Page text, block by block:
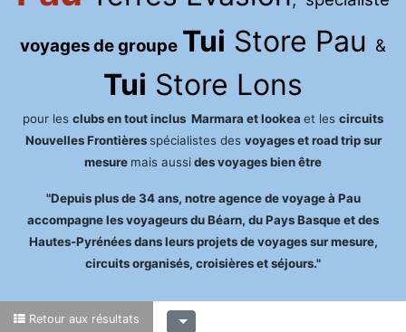
voyages de groupe Tui Store Pau &
Tui Store Lons
pour les clubs en tout inclus Marmara et lookea et les circuits
Nouvelles Frontièresspécialistes des voyages et road trip sur
mesure mais aussides voyages bien être
"Depuis plus de 34 ans, notre agence de voyage à Pau
accompagne les voyageurs du Béarn, du Pays Basque et des
Hautes-Pyrénées dans leurs projets de voyages sur mesure,
circuits organisés, croisières et séjours."
Retour aux résultats